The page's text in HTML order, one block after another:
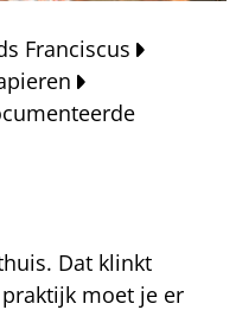
Franciscus
Dat klinkt
moet je er